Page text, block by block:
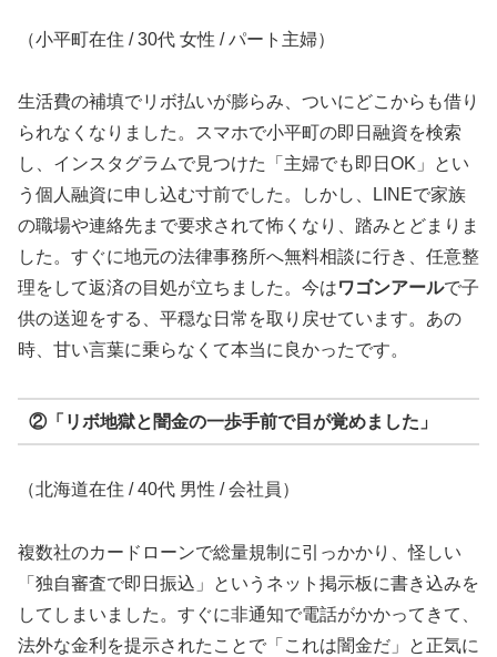
（小平町在住 / 30代 女性 / パート主婦）
生活費の補填でリボ払いが膨らみ、ついにどこからも借り
られなくなりました。スマホで小平町の即日融資を検索
し、インスタグラムで見つけた「主婦でも即日OK」とい
う個人融資に申し込む寸前でした。しかし、LINEで家族
の職場や連絡先まで要求されて怖くなり、踏みとどまりま
した。すぐに地元の法律事務所へ無料相談に行き、任意整
理をして返済の目処が立ちました。今はワゴンアールで子
供の送迎をする、平穏な日常を取り戻せています。あの
時、甘い言葉に乗らなくて本当に良かったです。
②「リボ地獄と闇金の一歩手前で目が覚めました」
（北海道在住 / 40代 男性 / 会社員）
複数社のカードローンで総量規制に引っかかり、怪しい
「独自審査で即日振込」というネット掲示板に書き込みを
してしまいました。すぐに非通知で電話がかかってきて、
法外な金利を提示されたことで「これは闇金だ」と正気に